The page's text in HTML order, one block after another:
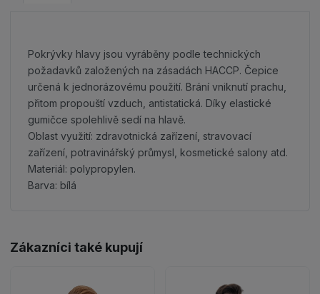
Pokrývky hlavy jsou vyráběny podle technických
požadavků založených na zásadách HACCP. Čepice
určená k jednorázovému použití. Brání vniknutí prachu,
přitom propouští vzduch, antistatická. Díky elastické
gumičce spolehlivě sedí na hlavě.
Oblast využití: zdravotnická zařízení, stravovací
zařízení, potravinářský průmysl, kosmetické salony atd.
Materiál: polypropylen.
Barva: bílá
Zákazníci také kupují